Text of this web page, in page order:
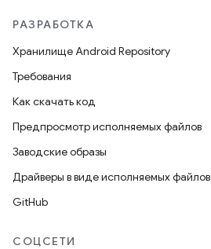
РАЗРАБОТКА
Хранилище Android Repository
Требования
Как скачать код
Предпросмотр исполняемых файлов
Заводские образы
Драйверы в виде исполняемых файлов
GitHub
СОЦСЕТИ